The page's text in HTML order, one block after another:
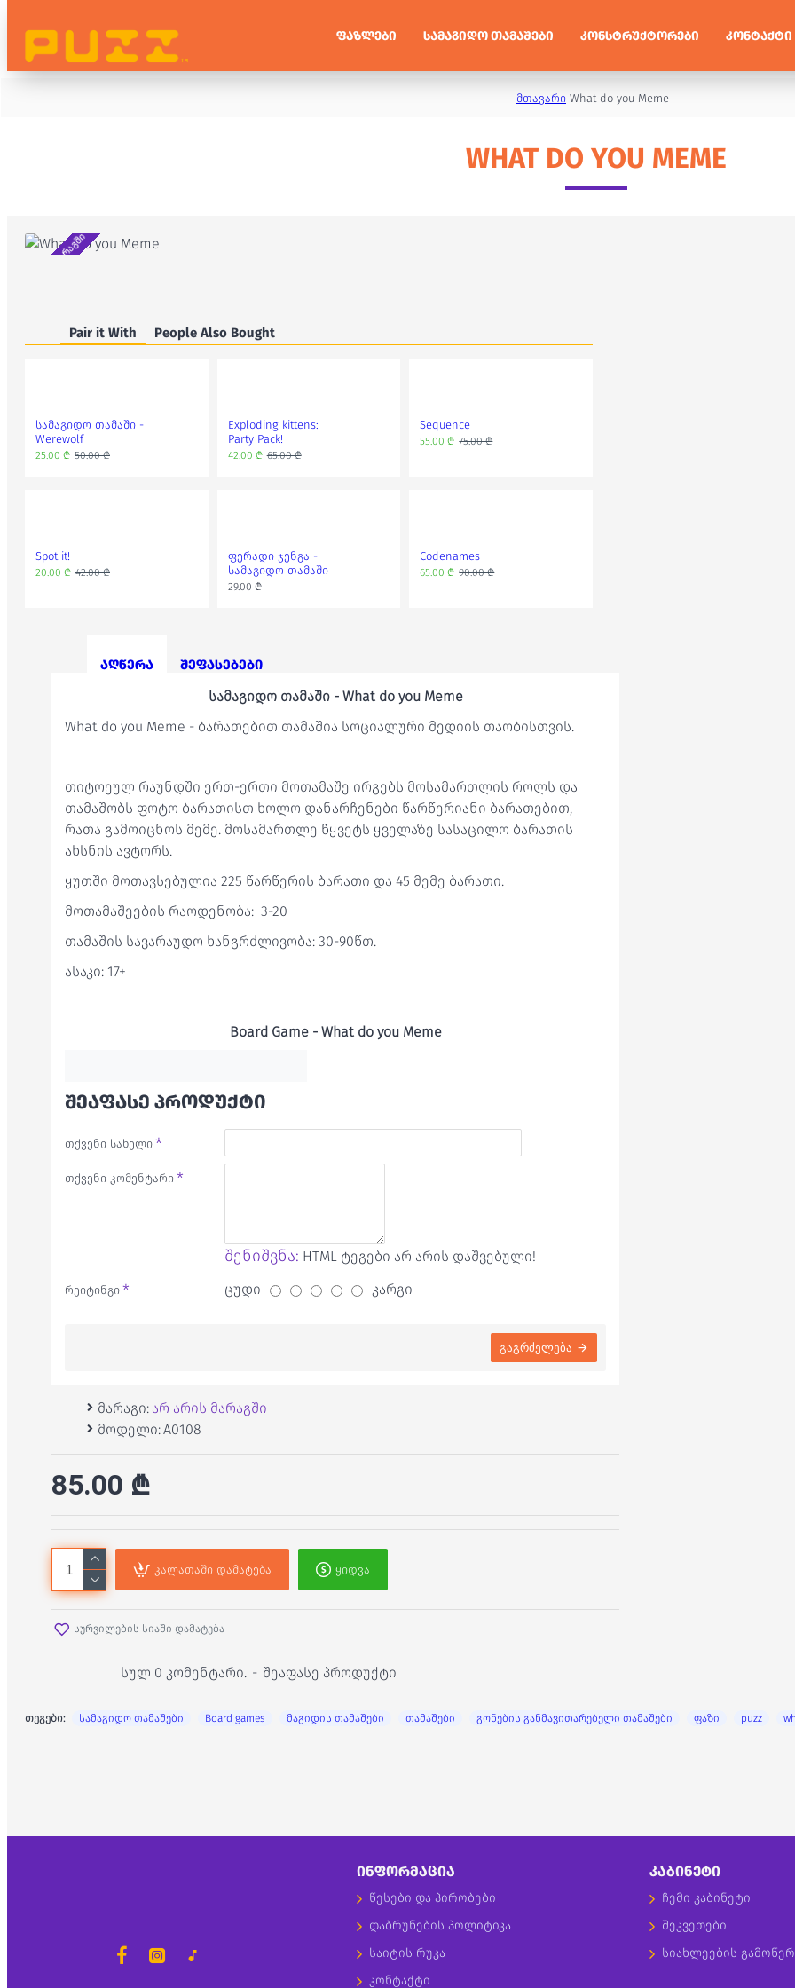
ᲤᲐᲖᲚᲔᲑᲘ ᲡᲐᲛᲐᲒᲘᲓᲝ ᲗᲐᲛᲐᲨᲔᲑᲘ ᲙᲝᲜᲡᲢᲠᲣᲥᲢᲝᲠᲔᲑᲘ ᲙᲝᲜᲢᲐᲥᲢᲘ
მთავარი What do you Meme
WHAT DO YOU MEME
არ არის მარაგში
Pair it With People Also Bought
სამაგიდო თამაში -
Werewolf
25.00 ₾ 50.00 ₾
Exploding kittens:
Party Pack!
42.00 ₾ 65.00 ₾
Sequence
55.00 ₾ 75.00 ₾
Spot it!
20.00 ₾ 42.00 ₾
ფერადი ჯენგა -
სამაგიდო თამაში
29.00 ₾
Codenames
65.00 ₾ 90.00 ₾
აღწერა შეფასებები
სამაგიდო თამაში - What do you Meme
What do you Meme - ბარათებით თამაშია სოციალური მედიის თაობისთვის.
თიტოეულ რაუნდში ერთ-ერთი მოთამაშე ირგებს მოსამართლის როლს და
თამაშობს ფოტო ბარათისთ ხოლო დანარჩენები წარწერიანი ბარათებით,
რათა გამოიცნოს მემე. მოსამართლე წყვეტს ყველაზე სასაცილო ბარათის
ახსნის ავტორს.
ყუთში მოთავსებულია 225 წარწერის ბარათი და 45 მემე ბარათი.
მოთამაშეების რაოდენობა: 3-20
თამაშის სავარაუდო ხანგრძლივობა: 30-90წთ.
ასაკი: 17+
Board Game - What do you Meme
ᲨᲔᲐᲤᲐᲡᲔ ᲞᲠᲝᲓᲣᲥᲢᲘ
თქვენი სახელი
თქვენი კომენტარი
შენიშვნა: HTML ტეგები არ არის დაშვებული!
რეიტინგი ცუდი კარგი
გაგრძელება
მარაგი: არ არის მარაგში
მოდელი:A0108
სულ 0 კომენტარი. - შეაფასე პროდუქტი
85.00 ₾
კალათაში დამატება ყიდვა
სურვილების სიაში დამატება
თეგები: სამაგიდო თამაშები Board games მაგიდის თამაშები თამაშები გონების განმავითარებელი თამაშები ფაზი puzz
ᲘᲜᲤᲝᲠᲛᲐᲪᲘᲐ
წესები და პირობები
დაბრუნების პოლიტიკა
საიტის რუკა
კონტაქტი
ᲙᲐᲑᲘᲜᲔᲢᲘ
ჩემი კაბინეტი
შეკვეთები
სიახლეების